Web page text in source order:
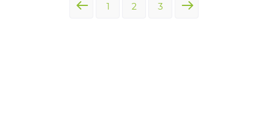
1 2 3